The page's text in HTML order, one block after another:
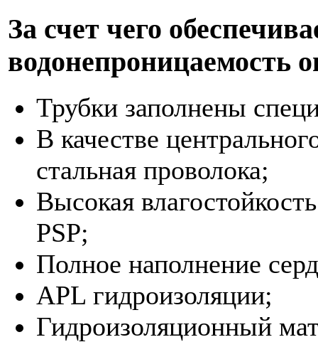
За счет чего
водонепроницаемость
Трубки заполнены
В качестве
стальная проволока;
Высокая
PSP;
Полное наполнение
APL гидроизоляции;
Гидроизоляционный